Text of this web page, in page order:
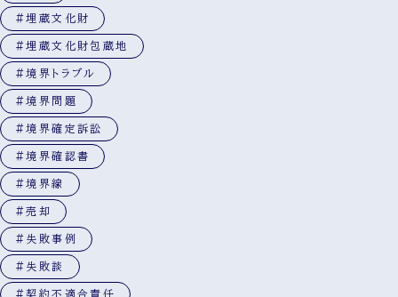
#埋蔵文化財
#埋蔵文化財包蔵地
#境界トラブル
#境界問題
#境界確定訴訟
#境界確認書
#境界線
#売却
#失敗事例
#失敗談
#契約不適合責任